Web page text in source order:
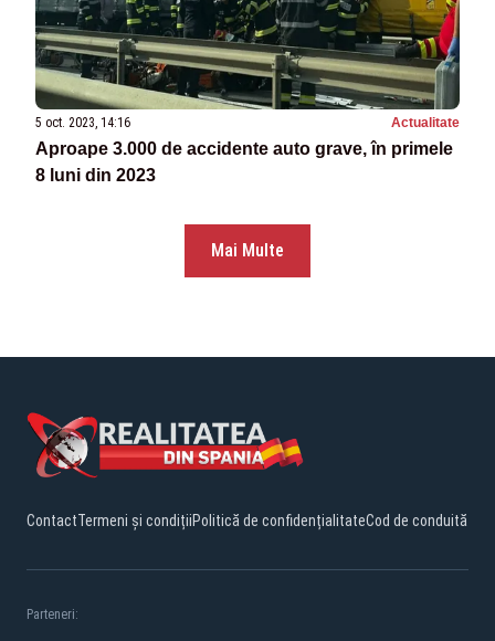
5 oct. 2023, 14:16 Actualitate
Aproape 3.000 de accidente auto grave, în primele
8 luni din 2023
Mai Multe
ContactTermeni și condițiiPolitică de confidențialitateCod de conduită
Parteneri: